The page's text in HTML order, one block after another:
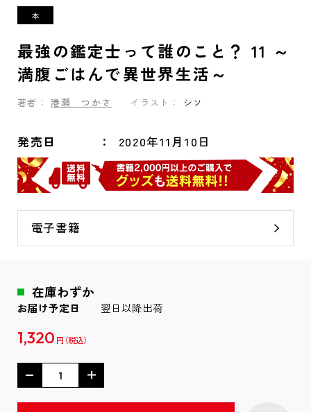
最強の鑑定士って誰のこと？ 11 ～
満腹ごはんで異世界生活～
著者： 港瀬 つかさ イラスト： シソ
発売日 2020年11月10日
電子書籍
在庫わずか
お届け予定日 翌日以降出荷
1,320 円